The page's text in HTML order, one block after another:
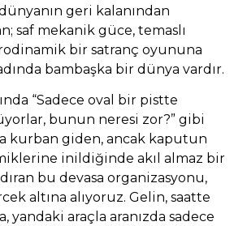
geri kalanından
saf mekanik güce, temaslı
bir satranç oyununa
bambaşka bir dünya vardır.
“Sadece oval bir pistte
bunun neresi zor?” gibi
kurban giden, ancak kaputun
inildiğinde akıl almaz bir
bu devasa organizasyonu,
altına alıyoruz. Gelin, saatte
yandaki araçla aranızda sadece